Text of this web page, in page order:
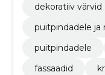
dekoratiiv värvid
puitpindadele ja
puitpindadele
fassaadid